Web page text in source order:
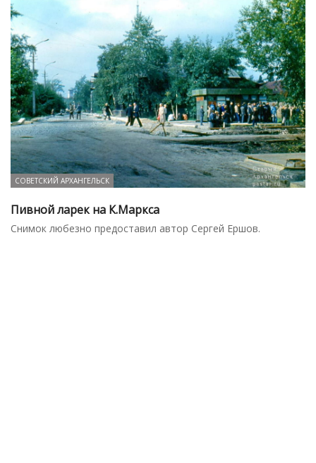
СОВЕТСКИЙ АРХАНГЕЛЬСК
Пивной ларек на К.Маркса
Снимок любезно предоставил автор Сергей Ершов.